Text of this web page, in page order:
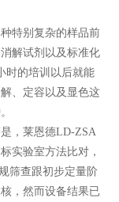
特别复杂的样品前
解试剂以及标准化
时的培训以后就能
、定容以及显色这
，莱恩德LD-ZSA
实验室方法比对，
筛查跟初步定量阶
，然而设备结果已